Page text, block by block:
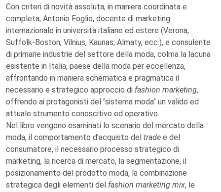
Con criteri di novità assoluta, in maniera coordinata e
completa, Antonio Foglio, docente di marketing
internazionale in università italiane ed estere (Verona,
Suffolk-Boston, Vilnius, Kaunas, Almaty, ecc.), e consulente
di primarie industrie del settore della moda, colma la lacuna
esistente in Italia, paese della moda per eccellenza,
affrontando in maniera schematica e pragmatica il
necessario e strategico approccio di fashion marketing,
offrendo ai protagonisti del "sistema moda" un valido ed
attuale strumento conoscitivo ed operativo.
Nel libro vengono esaminati lo scenario del mercato della
moda, il comportamento d'acquisto del trade e del
consumatore, il necessario processo strategico di
marketing, la ricerca di mercato, la segmentazione, il
posizionamento del prodotto moda, la combinazione
strategica degli elementi del fashion marketing mix, le